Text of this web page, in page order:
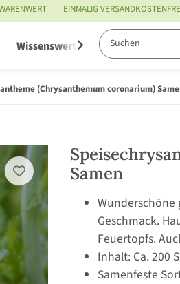
EINMALIG
Wissenswertes Service
(Chrysanthemum coronarium)
Samen
Geschmack.
Feuertopfs.
Inhalt: Ca. 200
Samenfeste